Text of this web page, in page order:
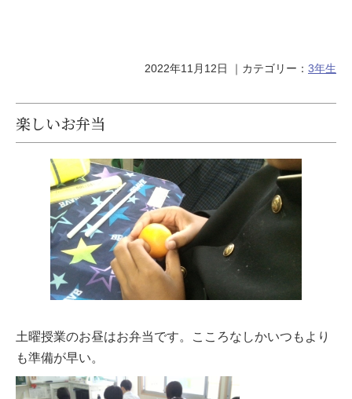
2022年11月12日 ｜カテゴリー： 3年生
楽しいお弁当
土曜授業のお昼はお弁当です。こころなしかいつもより
も準備が早い。